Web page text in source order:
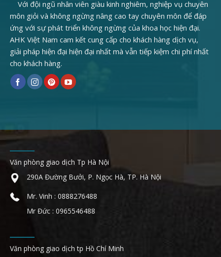
Với đội ngũ nhân viên giàu kinh nghiêm, nghiệp vụ chuyên
môn giỏi và không ngừng nâng cao tay chuyên môn để đáp
ứng với sự phát triển không ngừng của khoa học hiện đại.
AHK Việt Nam cam kết cung cấp cho khách hàng dịch vụ,
giải pháp hiện đại hiện đại nhất mà vẫn tiếp kiệm chi phí nhất
cho khách hàng.
Văn phòng giao dịch Tp Hà Nội
290A Đường Bưởi, P. Ngọc Hà, TP. Hà Nội
Mr. Vinh : 0888276488
Mr Đức : 0965546488
Văn phòng giao dịch tp Hồ Chí Minh